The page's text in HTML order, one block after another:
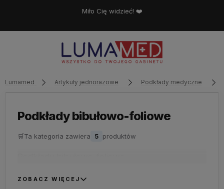
Miło Cię widzieć! ❤️
Lumamed Artykuły jednorazowe Podkłady medyczne
Podkłady bibułowo-foliowe
🛒Ta kategoria zawiera 5 produktów
ZOBACZ WIĘCEJ